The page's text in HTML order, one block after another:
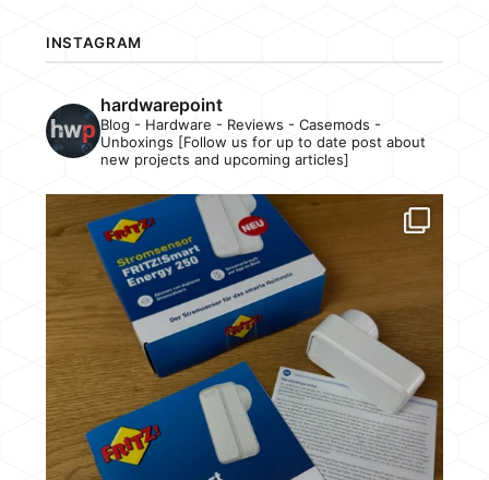
INSTAGRAM
hardwarepoint
Blog - Hardware - Reviews - Casemods -
Unboxings [Follow us for up to date post about
new projects and upcoming articles]